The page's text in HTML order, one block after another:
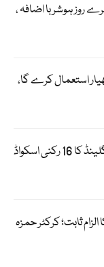
ہوشربا اضافہ ،
استعمال کرے گا،
پاکستان کیخلاف ٹیسٹ سیریز ، انگلینڈ کا 16 رکنی اسکواڈ
ثابت؛ کرکٹر حمزہ